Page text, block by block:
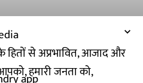
के हितों से अप्रभावित, आजाद और
हमारी जनता को,